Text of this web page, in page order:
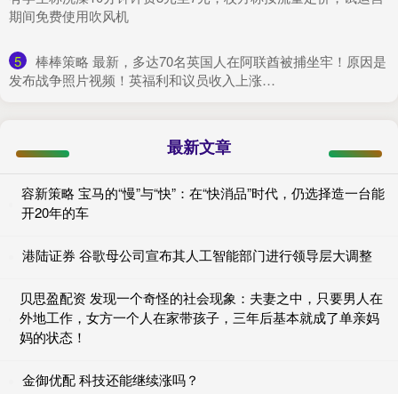
期间免费使用吹风机
5
​棒棒策略 最新，多达70名英国人在阿联酋被捕坐牢！原因是
发布战争照片视频！英福利和议员收入上涨…
最新文章
容新策略 宝马的“慢”与“快”：在“快消品”时代，仍选择造一台能
开20年的车
港陆证券 谷歌母公司宣布其人工智能部门进行领导层大调整
贝思盈配资 发现一个奇怪的社会现象：夫妻之中，只要男人在
外地工作，女方一个人在家带孩子，三年后基本就成了单亲妈
妈的状态！
金御优配 科技还能继续涨吗？